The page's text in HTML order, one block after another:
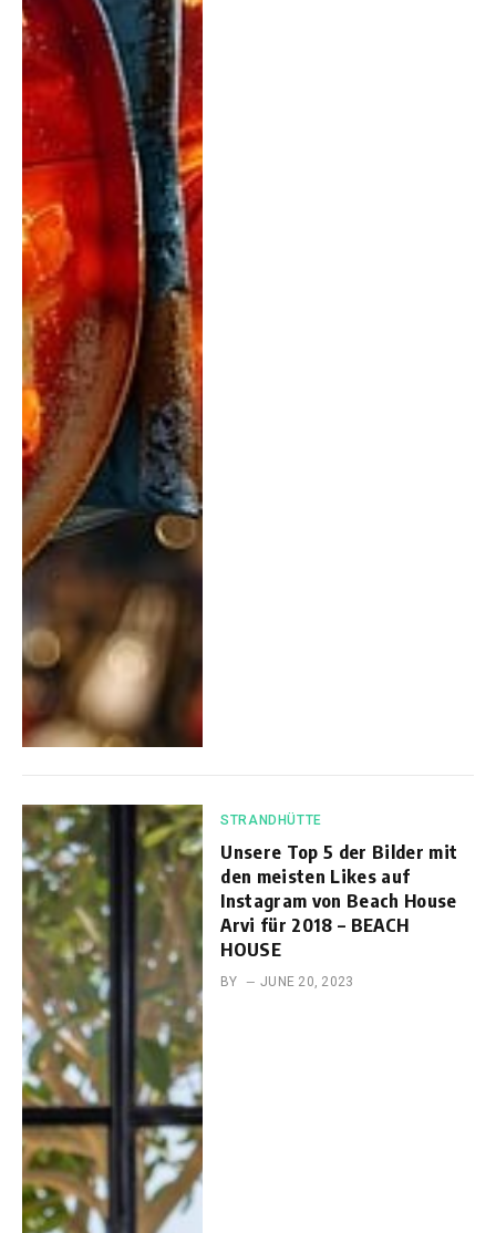
STRANDHÜTTE
Unsere Top 5 der Bilder mit
den meisten Likes auf
Instagram von Beach House
Arvi für 2018 – BEACH
HOUSE
BY JUNE 20, 2023